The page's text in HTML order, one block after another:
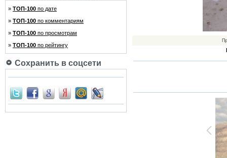
» ТОП-100 по дате
» ТОП-100 по комментариям
» ТОП-100 по просмотрам
» ТОП-100 по рейтингу
Сохранить в соцсети